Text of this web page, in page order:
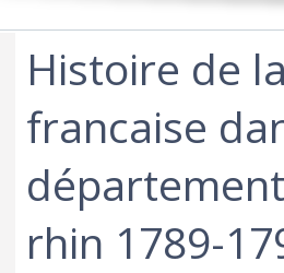
‎Histoire de
francaise
rhin 1789-